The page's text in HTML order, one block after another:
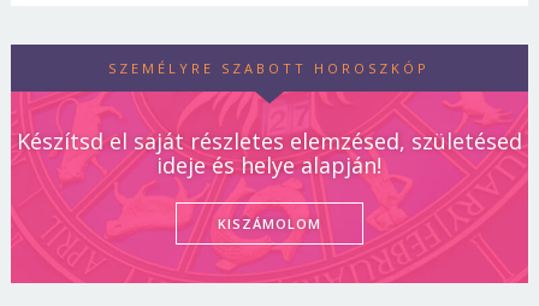
SZEMÉLYRE SZABOTT HOROSZKÓP
Készítsd el saját részletes elemzésed, születésed
ideje és helye alapján!
KISZÁMOLOM